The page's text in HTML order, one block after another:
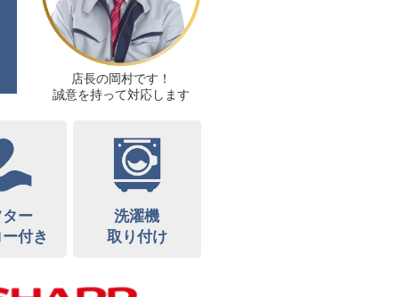
店長の岡村です！
誠意を持って対応します
ー
付き
洗濯機
取り付け